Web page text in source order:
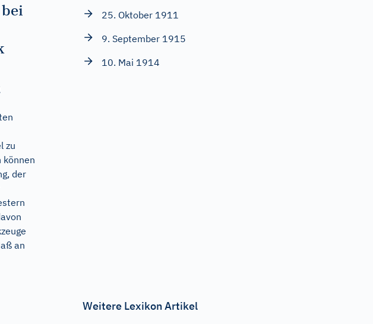
zu
können
der
an
25. Oktober 1911
9. September 1915
10. Mai 1914
Weitere Lexikon Artikel